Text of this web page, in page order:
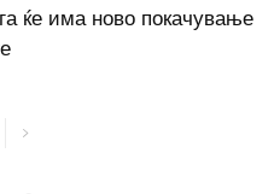
ќе има ново покачување